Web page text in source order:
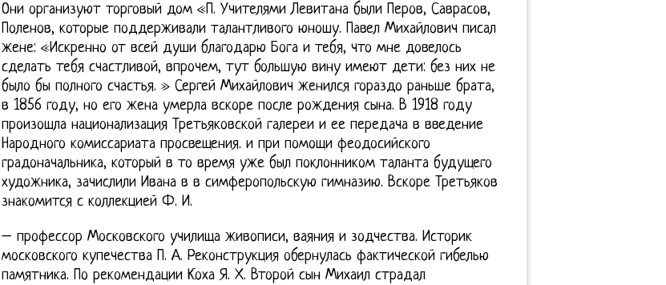
Они организуют торговый дом «П. Учителями Левитана были Перов, Саврасов,
Поленов, которые поддерживали талантливого юношу. Павел Михайлович писал
жене: «Искренно от всей души благодарю Бога и тебя, что мне довелось
сделать тебя счастливой, впрочем, тут большую вину имеют дети: без них не
было бы полного счастья. » Сергей Михайлович женился гораздо раньше брата,
в 1856 году, но его жена умерла вскоре после рождения сына. В 1918 году
произошла национализация Третьяковской галереи и ее передача в введение
Народного комиссариата просвещения. и при помощи феодосийского
градоначальника, который в то время уже был поклонником таланта будущего
художника, зачислили Ивана в в симферопольскую гимназию. Вскоре Третьяков
знакомится с коллекцией Ф. И.
– профессор Московского училища живописи, ваяния и зодчества. Историк
московского купечества П. А. Реконструкция обернулась фактической гибелью
памятника. По рекомендации Коха Я. Х. Второй сын Михаил страдал